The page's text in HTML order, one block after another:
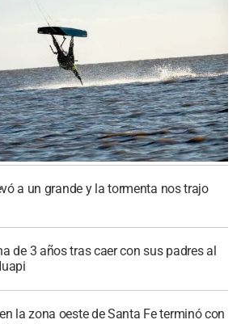
a un grande y la tormenta nos trajo
de 3 años tras caer con sus padres al
la zona oeste de Santa Fe terminó con